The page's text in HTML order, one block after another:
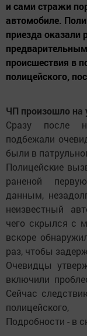
и сами стражи
автомобиле.
приезда
происшествия в
полицейского,
ЧП произошло на
Сразу после
подбежали
были в
Полицейские
раненой
данным,
неизвестный
чего скрылся с
вскоре
раз, чтобы
Очевидцы
включили
Сейчас
Подробности - в